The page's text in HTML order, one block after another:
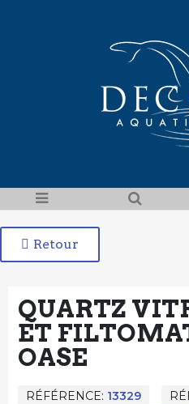
Retour
QUARTZ
ET
OASE
RÉFÉRENCE 13329